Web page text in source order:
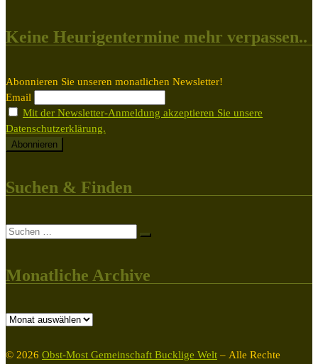
Keine Heurigentermine mehr verpassen..
Abonnieren Sie unseren monatlichen Newsletter!
Email
Mit der Newsletter-Anmeldung akzeptieren Sie unsere
Datenschutzerklärung.
Suchen & Finden
Suche
Suchen …
Monatliche Archive
Monatliche
© 2026 Obst-Most Gemeinschaft Bucklige Welt – Alle Rechte